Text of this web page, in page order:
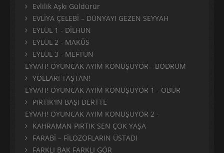
Evlilik Aşkı Güldürür
EVLİYA ÇELEBİ – DÜNYAYI GEZEN SEYYAH
EYLÜL 1 - DİLHUN
EYLÜL 2 - MAKÛS
EYLÜL 3 - MEFTUN
EYVAH! OYUNCAK AYIM KONUŞUYOR - BODRUM
YOLLARI TAŞTAN!
EYVAH! OYUNCAK AYIM KONUŞUYOR 1 - OBUR
PIRTIK'IN BAŞI DERTTE
EYVAH! OYUNCAK AYIM KONUŞUYOR 2 -
KAHRAMAN PIRTIK SEN ÇOK YAŞA
FARABİ – FİLOZOFLARIN ÜSTADI
FARKLI BAK FARKLI GÖR